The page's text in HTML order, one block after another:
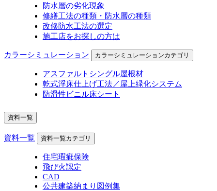
防水層の劣化現象
修繕工法の種類・防水層の種類
改修防水工法の選定
施工店をお探しの方は
カラーシミュレーション カラーシミュレーションカテゴリ
アスファルトシングル屋根材
乾式浮床仕上げ工法／屋上緑化システム
防滑性ビニル床シート
資料一覧
資料一覧 資料一覧カテゴリ
住宅瑕疵保険
飛び火認定
CAD
公共建築納まり図例集